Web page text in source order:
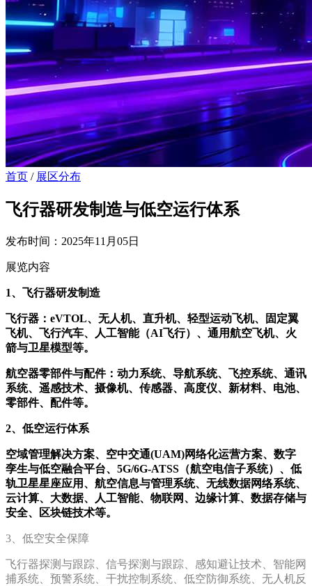
首页 / 展区分布
飞行器研发制造与低空运行体系
发布时间：2025年11月05日
展览内容
1、飞行器研发制造
飞行器：eVTOL、无人机、直升机、轻型运动飞机、固定翼
飞机、飞行汽车、人工智能（AI飞行）、通用航空飞机、火
箭与卫星模型等。
航空器零部件与配件：动力系统、导航系统、飞控系统、通讯
系统、遥感技术、摄像机、传感器、高度仪、新材料、电池、
零部件、配件等。
2、低空运行体系
空域管理解决方案、空中交通(UAM)网络化运营方案、数字
孪生与低空融合平台、5G/6G-ATSS（航空电信子系统）、低
轨卫星星座应用、航空信息与管理系统、无线数据网络系统、
云计算、大数据、人工智能、物联网、边缘计算、数据存储与
安全、区块链技术等。
3、低空安全保障
飞行器探测与跟踪、信号探测与跟踪、感知避让技术、智能网
捕系统、预警系统、干扰控制系统、低空防御系统、无人机反